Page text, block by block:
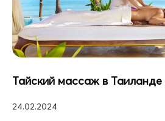
Тайский массаж в Таиланде
24.02.2024